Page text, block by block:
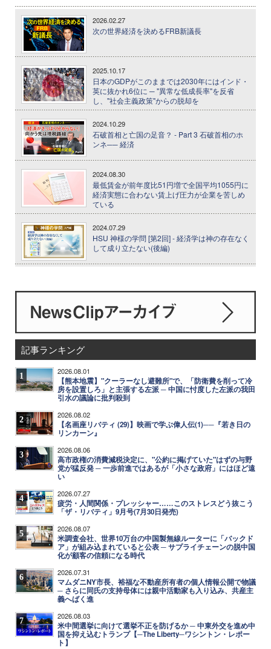
2026.02.27
次の世界経済を決めるFRB新議長
2025.10.17
日本のGDPがこのままでは2030年にはインド・
英に抜かれ6位に ─ "異常な低成長率"を反省
し、"社会主義政策"からの脱却を
2024.10.29
石破首相と亡国の足音？ - Part 3 石破首相のホ
ンネ── 経済
2024.08.30
最低賃金が前年度比51円増で全国平均1055円に
経済実態に合わない賃上げ圧力が企業を苦しめ
ている
2024.07.29
HSU 神様の学問 [第2回] - 経済学は神の存在なく
して成り立たない(後編)
記事ランキング
1 2026.08.01
【熊本地震】"クーラーなし避難所"で、「防衛費を削って冷
房を設置しろ」と主張する左派 ─ 中国に忖度した左派の我田
引水の議論に批判殺到
2 2026.08.02
【名画座リバティ (29)】映画で学ぶ偉人伝(1)──『若き日の
リンカーン』
3 2026.08.06
高市政権の消費減税決定に、"公約に掲げていた"はずの与野
党が猛反発 ─ 一歩前進ではあるが「小さな政府」にはほど遠
い
4 2026.07.27
疲労・人間関係・プレッシャー……このストレスどう抜こう
「ザ・リバティ」9月号(7月30日発売)
5 2026.08.07
米調査会社、世界10万台の中国製無線ルーターに「バックド
ア」が組み込まれていると公表 ─ サプライチェーンの脱中国
化が顧客の信頼になる時代
6 2026.07.31
マムダニNY市長、裕福な不動産所有者の個人情報公開で物議
─ さらに同氏の支持母体には親中活動家も入り込み、共産主
義へばく進
7 2026.08.03
米中間選挙に向けて選挙不正を防げるか ─ 中東外交を進め中
国を抑え込むトランプ【─The Liberty─ワシントン・レポー
ト】